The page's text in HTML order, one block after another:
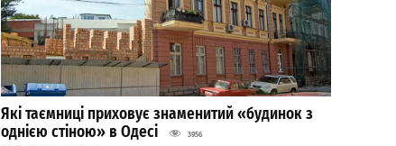
Які таємниці приховує знаменитий «будинок з
однією стіною» в Одесі
3956